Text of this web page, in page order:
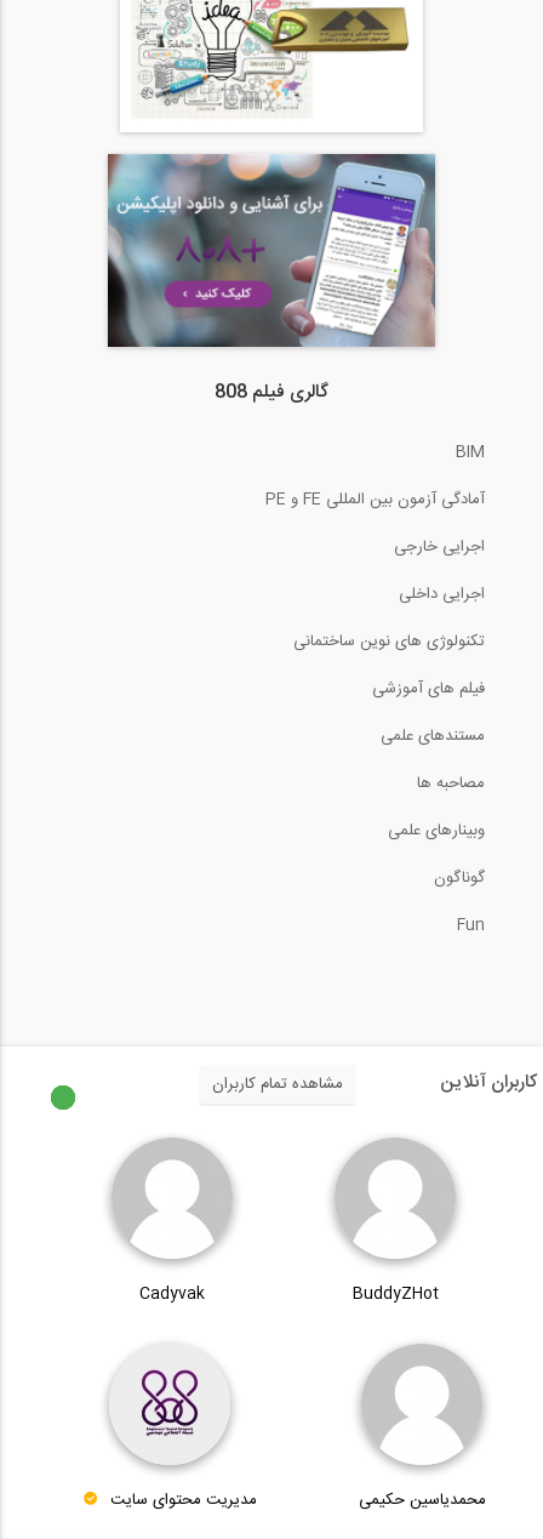
گالری فیلم 808
BIM
آمادگی آزمون بین المللی FE و PE
اجرایی خارجی
اجرایی داخلی
تکنولوژی های نوین ساختمانی
فیلم های آموزشی
مستندهای علمی
مصاحبه ها
وبینارهای علمی
گوناگون
Fun
کاربران آنلاین مشاهده تمام کاربران
BuddyZHot
Cadyvak
محمدیاسین حکیمی مدیریت محتوای سایت